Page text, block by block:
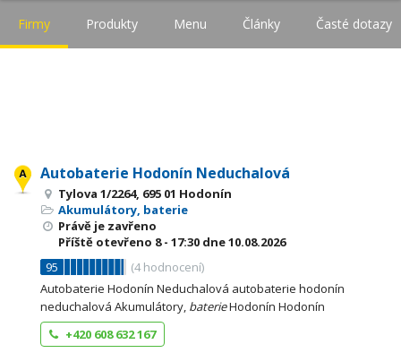
Firmy Produkty Menu Články Časté dotazy
Autobaterie Hodonín Neduchalová
Tylova 1/2264, 695 01 Hodonín
Akumulátory, baterie
Právě je zavřeno
Příště otevřeno 8 - 17:30 dne 10.08.2026
95
(4hodnocení)
Autobaterie Hodonín Neduchalová autobaterie hodonín
neduchalová Akumulátory, baterieHodonín Hodonín
+420 608 632 167